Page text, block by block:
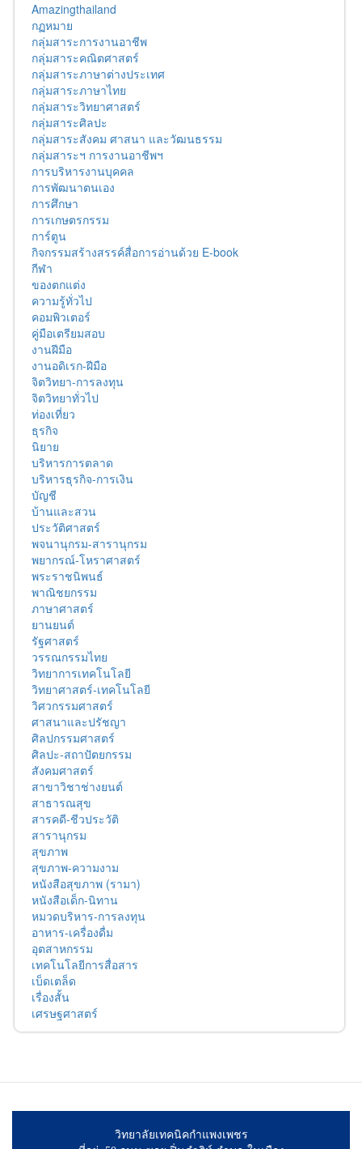
Amazingthailand
กฏหมาย
กลุ่มสาระการงานอาชีพ
กลุ่มสาระคณิตศาสตร์
กลุ่มสาระภาษาต่างประเทศ
กลุ่มสาระภาษาไทย
กลุ่มสาระวิทยาศาสตร์
กลุ่มสาระศิลปะ
กลุ่มสาระสังคม ศาสนา และวัฒนธรรม
กลุ่มสาระฯ การงานอาชีพฯ
การบริหารงานบุคคล
การพัฒนาตนเอง
การศึกษา
การเกษตรกรรม
การ์ตูน
กิจกรรมสร้างสรรค์สื่อการอ่านด้วย E-book
กีฬา
ของตกแต่ง
ความรู้ทั่วไป
คอมพิวเตอร์
คู่มือเตรียมสอบ
งานฝีมือ
งานอดิเรก-ฝีมือ
จิตวิทยา-การลงทุน
จิตวิทยาทั่วไป
ท่องเที่ยว
ธุรกิจ
นิยาย
บริหารการตลาด
บริหารธุรกิจ-การเงิน
บัญชี
บ้านและสวน
ประวัติศาสตร์
พจนานุกรม-สารานุกรม
พยากรณ์-โหราศาสตร์
พระราชนิพนธ์
พาณิชยกรรม
ภาษาศาสตร์
ยานยนต์
รัฐศาสตร์
วรรณกรรมไทย
วิทยาการเทคโนโลยี
วิทยาศาสตร์-เทคโนโลยี
วิศวกรรมศาสตร์
ศาสนาและปรัชญา
ศิลปกรรมศาสตร์
ศิลปะ-สถาปัตยกรรม
สังคมศาสตร์
สาขาวิชาช่างยนต์
สาธารณสุข
สารคดี-ชีวประวัติ
สารานุกรม
สุขภาพ
สุขภาพ-ความงาม
หนังสือสุขภาพ (รามา)
หนังสือเด็ก-นิทาน
หมวดบริหาร-การลงทุน
อาหาร-เครื่องดื่ม
อุตสาหกรรม
เทคโนโลยีการสื่อสาร
เบ็ดเตล็ด
เรื่องสั้น
เศรษฐศาสตร์
วิทยาลัยเทคนิคกำแพงเพชร